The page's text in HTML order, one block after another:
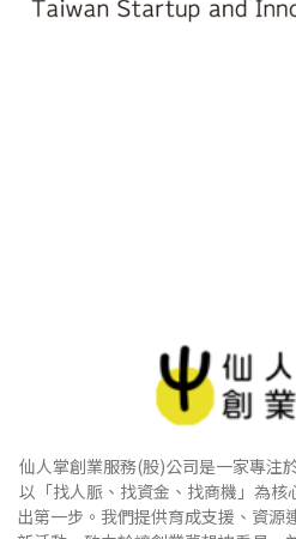
仙人掌創業服務(股)公司是一家專注
以「找人脈、找資金、找商機」為
出第一步。我們提供育成支援、資源